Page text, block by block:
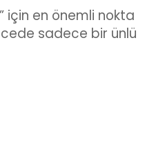
için en önemli nokta
sadece bir ünlü